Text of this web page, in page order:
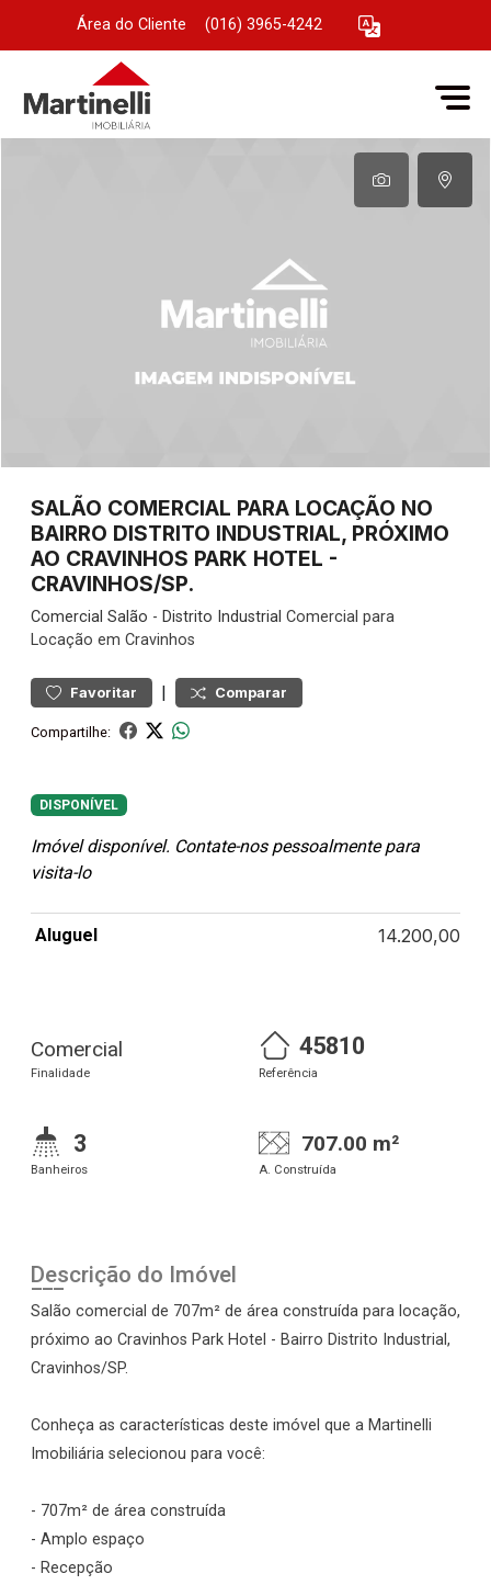
Área do Cliente (016) 3965-4242
SALÃO COMERCIAL PARA LOCAÇÃO NO
BAIRRO DISTRITO INDUSTRIAL, PRÓXIMO
AO CRAVINHOS PARK HOTEL -
CRAVINHOS/SP.
Comercial Salão - Distrito Industrial Comercial para
Locação em Cravinhos
Favoritar | Comparar
Compartilhe:
DISPONÍVEL
Imóvel disponível. Contate-nos pessoalmente para
visita-lo
Aluguel 14.200,00
Comercial
Finalidade
45810
Referência
3
Banheiros
707.00 m²
A. Construída
Descrição do Imóvel
Salão comercial de 707m² de área construída para locação,
próximo ao Cravinhos Park Hotel - Bairro Distrito Industrial,
Cravinhos/SP.
Conheça as características deste imóvel que a Martinelli
Imobiliária selecionou para você:
- 707m² de área construída
- Amplo espaço
- Recepção